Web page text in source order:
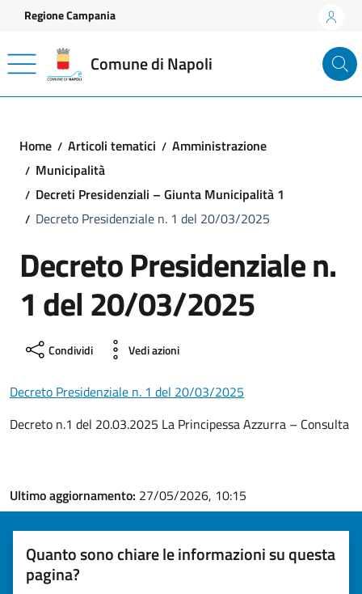
Vai ai contenuti
Vai al footer
Regione Campania
Comune di Napoli
Home Articoli tematici
Amministrazione
Municipalità
Decreti Presidenziali – Giunta Municipalità 1
Decreto Presidenziale n. 1 del 20/03/2025
Decreto Presidenziale n.
1 del 20/03/2025
Condividi Vedi azioni
Decreto Presidenziale n. 1 del 20/03/2025
Decreto n.1 del 20.03.2025 La Principessa Azzurra – Consulta
Ultimo aggiornamento: 27/05/2026, 10:15
Quanto sono chiare le informazioni su questa
pagina?